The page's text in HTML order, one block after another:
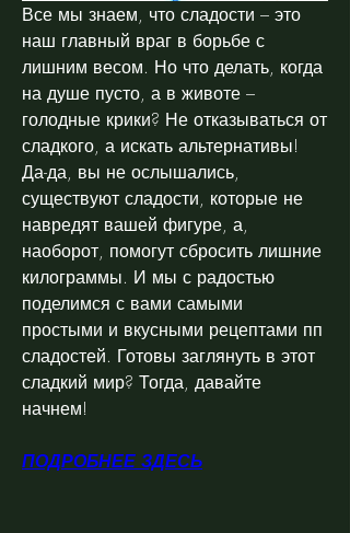
Все мы знаем, что сладости – это
наш главный враг в борьбе с
лишним весом. Но что делать, когда
на душе пусто, а в животе –
голодные крики? Не отказываться от
сладкого, а искать альтернативы!
Да-да, вы не ослышались,
существуют сладости, которые не
навредят вашей фигуре, а,
наоборот, помогут сбросить лишние
килограммы. И мы с радостью
поделимся с вами самыми
простыми и вкусными рецептами пп
сладостей. Готовы заглянуть в этот
сладкий мир? Тогда, давайте
начнем!
ПОДРОБНЕЕ ЗДЕСЬ